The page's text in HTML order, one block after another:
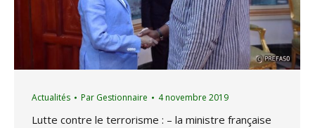
Actualités Par Gestionnaire 4 novembre 2019
Lutte contre le terrorisme : – la ministre française